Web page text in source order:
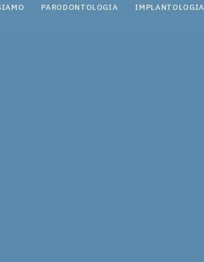
PARODONTOLOGIA IMPLANTOLOGIA